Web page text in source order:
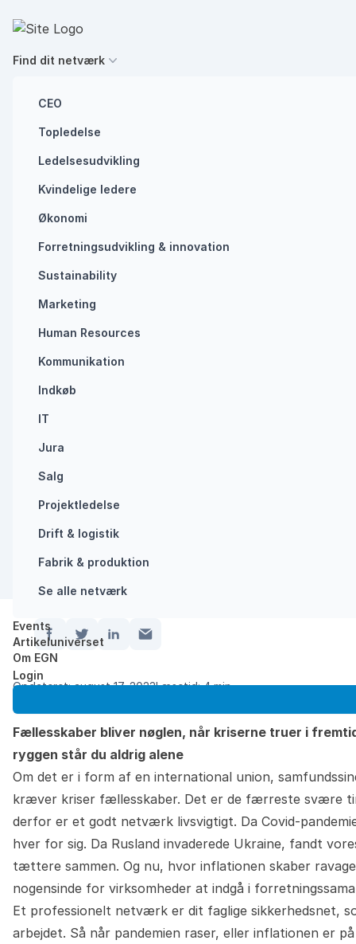
Executives' Global Network
Find dit netværk
CEO
Topledelse
Ledelsesudvikling
Kvindelige ledere
Økonomi
Forretningsudvikling ​& innovation​
Sustainability
Marketing
Human Resources
Kommunikation
Indkøb
IT
Jura
Salg
Projektledelse
Drift & logistik
Fabrik & produktion
Se alle netværk
Events
Artikeluniverset
Om EGN
Login
Inflation, krig og
pandemi: Kriser
løses med
fællesskaber
INSPIRATION MODSTANDSDYGTIGHED
Del:
Forside
Opdateret: august 17, 2023Læsetid: 4 min
Fællesskaber bliver nøglen, når kriserne truer i
ryggen står du aldrig alene
Om det er i form af en international union,
kræver kriser fællesskaber. Det er de færreste svære
derfor er et godt netværk livsvigtigt. Da Covid-
hver for sig. Da Rusland invaderede Ukraine, fandt
tættere sammen. Og nu, hvor inflationen skaber
nogensinde for virksomheder at indgå i
Et professionelt netværk er dit faglige sikkerhedsnet,
arbejdet. Så når pandemien raser, eller inflationen er